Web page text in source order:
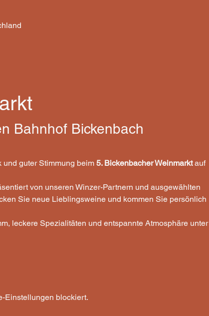
Bahnhof Bickenbach
guter Stimmung beim 5. Bickenbacher Weinmarkt auf
von unseren Winzer-Partnern und ausgewählten
Sie neue Lieblingsweine und kommen Sie persönlich
leckere Spezialitäten und entspannte Atmosphäre unter
Einstellungen blockiert.